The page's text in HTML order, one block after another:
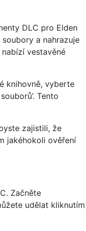
DLC pro Elden
a nahrazuje
vestavěné
knihovně, vyberte
Tento
zajistili, že
jakéhokoli ověření
Začněte
udělat kliknutím